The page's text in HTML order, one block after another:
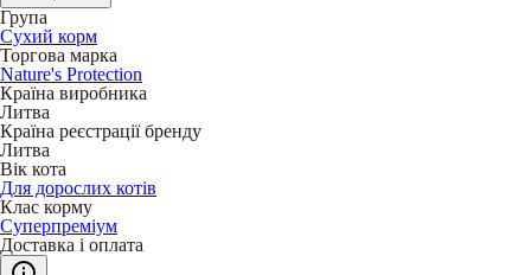
Група
Сухий корм
Торгова марка
Nature's Protection
Країна виробника
Литва
Країна реєстрації бренду
Литва
Вік кота
Для дорослих котів
Клас корму
Суперпреміум
Доставка і оплата